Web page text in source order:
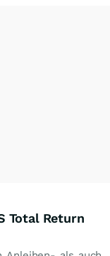
Total Return